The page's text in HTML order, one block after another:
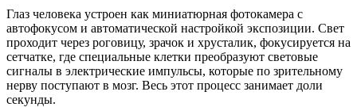
Глаз человека устроен как миниатюрная фотокамера с
автофокусом и автоматической настройкой экспозиции. Свет
проходит через роговицу, зрачок и хрусталик, фокусируется на
сетчатке, где специальные клетки преобразуют световые
сигналы в электрические импульсы, которые по зрительному
нерву поступают в мозг. Весь этот процесс занимает доли
секунды.